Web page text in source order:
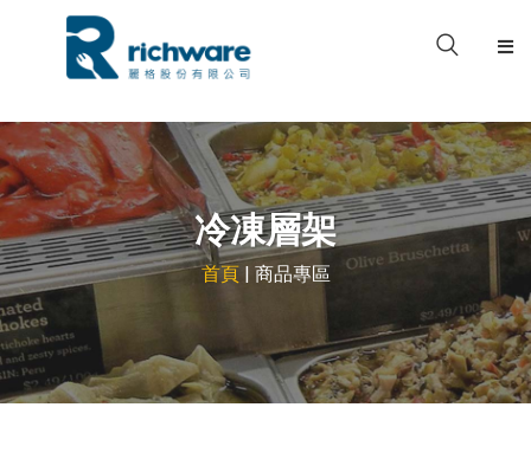
關於我們
產品型錄
品牌專區
案例分享
冷凍層架
首頁| 商品專區